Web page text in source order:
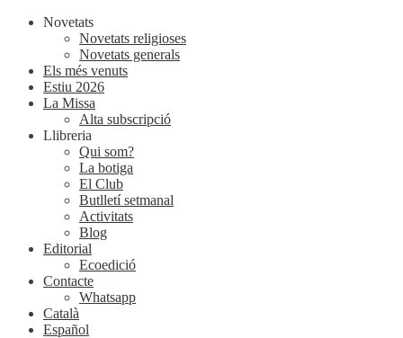
Novetats
Novetats religioses
Novetats generals
Els més venuts
Estiu 2026
La Missa
Alta subscripció
Llibreria
Qui som?
La botiga
El Club
Butlletí setmanal
Activitats
Blog
Editorial
Ecoedició
Contacte
Whatsapp
Català
Español